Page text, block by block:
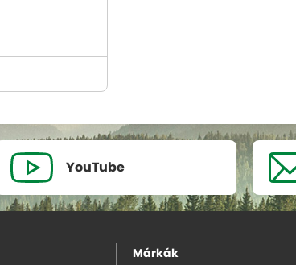
YouTube
Márkák